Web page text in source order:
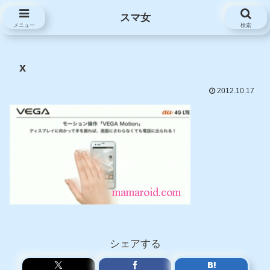
スマ女
x
2012.10.17
シェアする
メニュー
スマ女
検索